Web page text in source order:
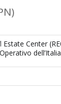
Center